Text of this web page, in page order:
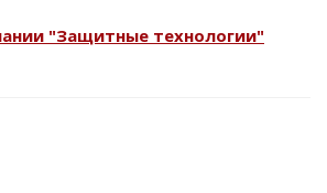
"Защитные технологии"